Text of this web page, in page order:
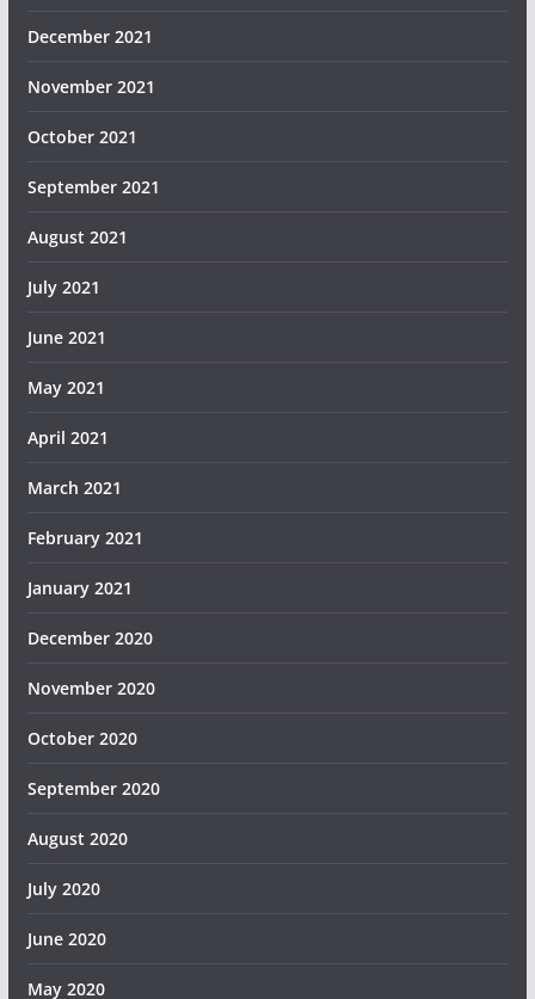
December 2021
November 2021
October 2021
September 2021
August 2021
July 2021
June 2021
May 2021
April 2021
March 2021
February 2021
January 2021
December 2020
November 2020
October 2020
September 2020
August 2020
July 2020
June 2020
May 2020